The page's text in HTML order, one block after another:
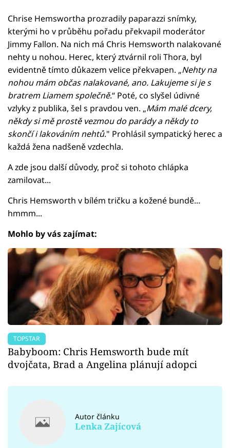
Chrise Hemswortha prozradily paparazzi snímky,
kterými ho v průběhu pořadu překvapil moderátor
Jimmy Fallon. Na nich má Chris Hemsworth nalakované
nehty u nohou. Herec, který ztvárnil roli Thora, byl
evidentně tímto důkazem velice překvapen. „Nehty na
nohou mám občas nalakované, ano. Lakujeme si je s
bratrem Liamem společně.“ Poté, co slyšel údivné
vzlyky z publika, šel s pravdou ven. „Mám malé dcery,
někdy si mě prostě vezmou do parády a někdy to
skončí i lakováním nehtů." Prohlásil sympatický herec a
každá žena nadšeně vzdechla.
A zde jsou další důvody, proč si tohoto chlápka
zamilovat...
Chris Hemsworth v bílém tričku a kožené bundě...
hmmm...
Mohlo by vás zajímat:
TOPSTAR
Babyboom: Chris Hemsworth bude mít
dvojčata, Brad a Angelina plánují adopci
Autor článku
Lenka Zajícová